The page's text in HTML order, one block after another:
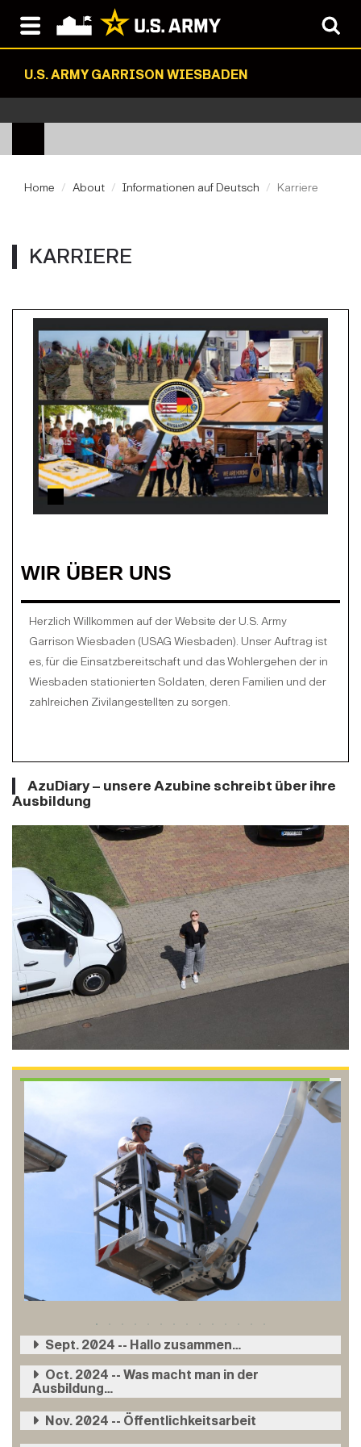
U.S. ARMY GARRISON WIESBADEN
Home About Informationen auf Deutsch Karriere
KARRIERE
HIER BEWERBEN!
WIR ÜBER UNS
Herzlich Willkommen auf der Website der U.S. Army
Garrison Wiesbaden (USAG Wiesbaden). Unser Auftrag ist
es, für die Einsatzbereitschaft und das Wohlergehen der in
Wiesbaden stationierten Soldaten, deren Familien und der
zahlreichen Zivilangestellten zu sorgen.
AzuDiary – unsere Azubine schreibt über ihre
Ausbildung
Sept. 2024 -- Hallo zusammen…
Oct. 2024 -- Was macht man in der
Ausbildung…
Nov. 2024 -- Öffentlichkeitsarbeit